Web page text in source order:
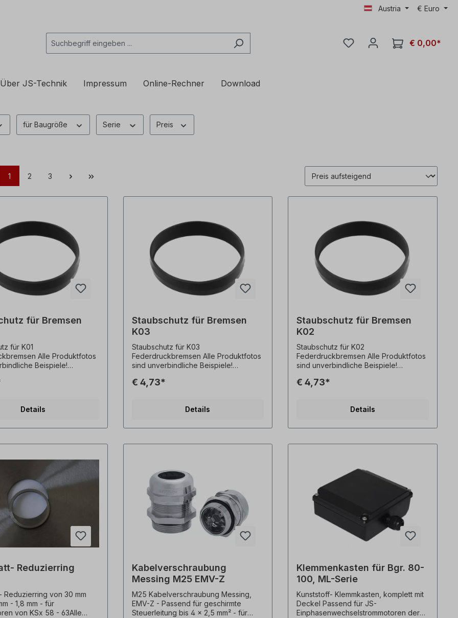
Austria € Euro
€ 0,00*
Über JS-Technik Impressum Online-Rechner Download
für Baugröße Serie Preis
1 2 3
für Bremsen
für K01
Alle Produktfotos
Beispiele!
Details
Staubschutz für Bremsen
K03
Staubschutz für K03
Federdruckbremsen Alle Produktfotos
sind unverbindliche Beispiele!
€ 4,73*
Details
Staubschutz für Bremsen
K02
Staubschutz für K02
Federdruckbremsen Alle Produktfotos
sind unverbindliche Beispiele!
€ 4,73*
Details
Reduzierring
Reduzierring von 30 mm
- 1,8 mm - für
von KSx 58 - 63Alle
Kabelverschraubung
Messing M25 EMV-Z
M25 Kabelverschraubung Messing,
EMV-Z - Passend für geschirmte
Steuerleitung bis 4 x 2,5 mm² - für
Klemmenkasten für Bgr. 80-
100, ML-Serie
Kunststoff- Klemmkasten, komplett mit
Deckel Passend für JS-
Einphasenwechselstrommotoren der